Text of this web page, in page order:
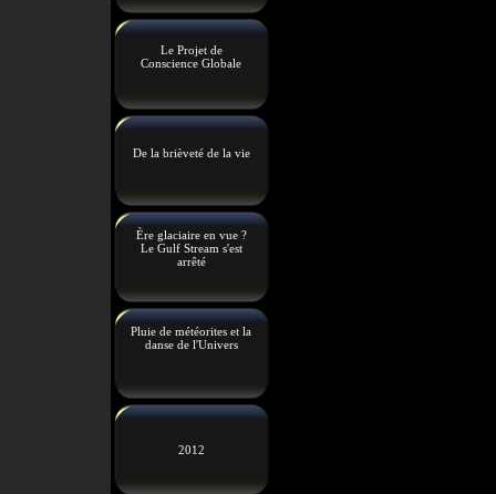
Le Projet de
Conscience Globale
De la brièveté de la vie
Ère glaciaire en vue ?
Le Gulf Stream s'est
arrêté
Pluie de météorites et la
danse de l'Univers
2012